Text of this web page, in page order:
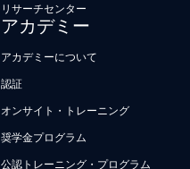
リサーチセンター
アカデミー
アカデミーについて
認証
オンサイト・トレーニング
奨学金プログラム
公認トレーニング・プログラム